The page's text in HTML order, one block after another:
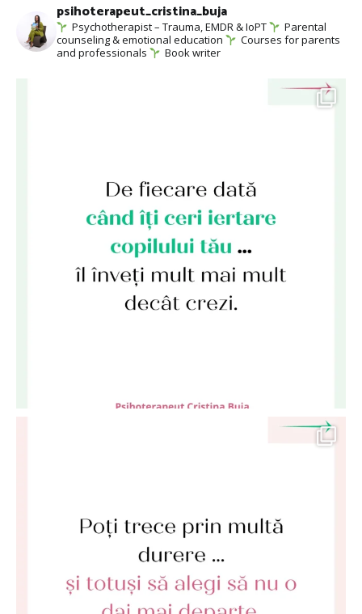
psihoterapeut_cristina_buja
Psychotherapist – Trauma, EMDR & IoPT
Parental
counseling & emotional education
Courses for parents
and professionals
Book writer